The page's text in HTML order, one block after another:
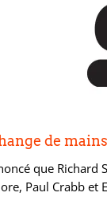
de
que
Paul Crabb et